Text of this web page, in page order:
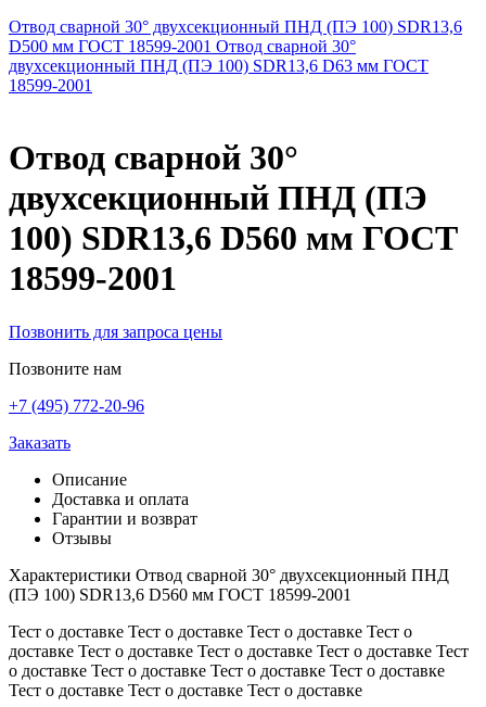
Отвод сварной 30° двухсекционный ПНД (ПЭ 100) SDR13,6
D500 мм ГОСТ 18599-2001 Отвод сварной 30°
двухсекционный ПНД (ПЭ 100) SDR13,6 D63 мм ГОСТ
18599-2001
Отвод сварной 30°
двухсекционный ПНД (ПЭ
100) SDR13,6 D560 мм ГОСТ
18599-2001
Позвонить для запроса цены
Позвоните нам
+7 (495) 772-20-96
Заказать
Описание
Доставка и оплата
Гарантии и возврат
Отзывы
Характеристики Отвод сварной 30° двухсекционный ПНД
(ПЭ 100) SDR13,6 D560 мм ГОСТ 18599-2001
Тест о доставке Тест о доставке Тест о доставке Тест о
доставке Тест о доставке Тест о доставке Тест о доставке Тест
о доставке Тест о доставке Тест о доставке Тест о доставке
Тест о доставке Тест о доставке Тест о доставке